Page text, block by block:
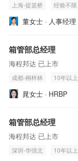
上海-提篮桥 经验不限
董女士 · 人事经理
箱管部总经理
海程邦达 已上市
成都-桐梓林 10年以上
晁女士 · HRBP
箱管部总经理
海程邦达 已上市
深圳-华强北 10年以上